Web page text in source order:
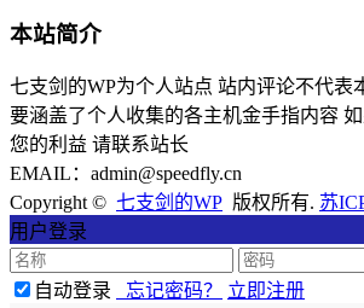
本站简介
七支剑的WP为个人站点 站内评论不代表
要涵盖了个人收集的各主机金手指内容
您的利益 请联系站长
EMAIL：admin@speedfly.cn
Copyright © 七支剑的WP 版权所有. 苏
用户登录
自动登录 忘记密码？ 立即注册